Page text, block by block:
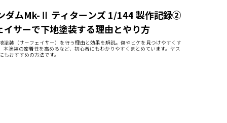
ダムMk-Ⅱ ティターンズ 1/144 製作記録②
イサーで下地塗装する理由とやり方
塗装（サーフェイサー）を行う理由と効果を解説。傷やヒケを見つけやすくす
本塗装の密着性を高めるなど、初心者にもわかりやすくまとめています。ヤス
もおすすめの方法です。